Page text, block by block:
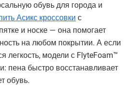
обувь для города и
Асикс кроссовки с
и носке — она помогает
на любом покрытии. А если
легкость, модели с FlyteFoam™
пена быстро восстанавливает
обувь.